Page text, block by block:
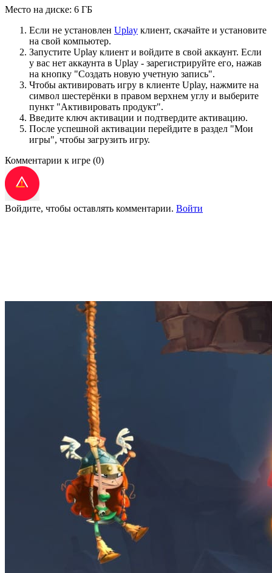
Место на диске: 6 ГБ
Если не установлен Uplay клиент, скачайте и установите
на свой компьютер.
Запустите Uplay клиент и войдите в свой аккаунт. Если
у вас нет аккаунта в Uplay - зарегистрируйте его, нажав
на кнопку "Создать новую учетную запись".
Чтобы активировать игру в клиенте Uplay, нажмите на
символ шестерёнки в правом верхнем углу и выберите
пункт "Активировать продукт".
Введите ключ активации и подтвердите активацию.
После успешной активации перейдите в раздел "Мои
игры", чтобы загрузить игру.
Комментарии к игре (0)
Войдите, чтобы оставлять комментарии. Войти